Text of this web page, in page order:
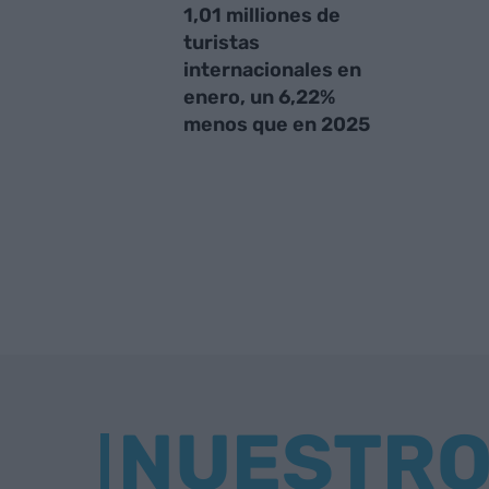
1,01 milliones de
turistas
internacionales en
enero, un 6,22%
menos que en 2025
NUESTRO